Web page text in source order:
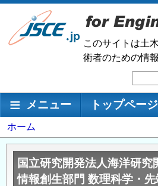
メ
ン
移
このサイトは土
術者のための情
索
メインナビゲーション
メニュー トップページ
パ
ン
く
ず
ホーム
国立研究開発法人海洋研究
情報創生部門 数理科学・